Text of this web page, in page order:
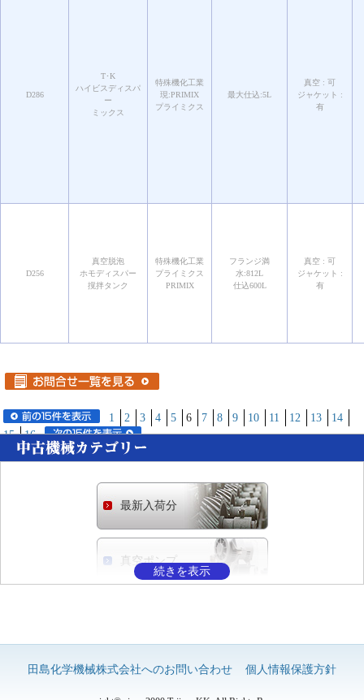
D286
T･K
ハイビスディスパ
ー
ミックス
特殊機化工業
現:PRIMIX
プライミクス
最大仕込:5L
真空 : 可
ジャケット :
有
D256
真空脱泡
ホモディスパー
撹拌タンク
特殊機化工業
プライミクス
PRIMIX
フランジ満
水:812L
仕込600L
真空 : 可
ジャケット :
有
1 2 3 4 5 6 7 8 9 10 11 12 13
14
15
16
最新入荷分
真空ポンプ
混合機
田島化学機械株式会社へのお問い合わせ 個人情報保護方針